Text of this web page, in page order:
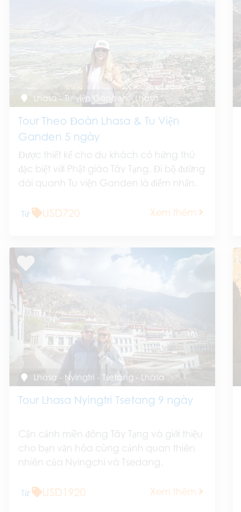
Lhasa - Tu viện Ganden - Lhasa
Tour Theo Đoàn Lhasa & Tu Viện
Ganden 5 ngày
Được thiết kế cho du khách có hứng thú
đặc biệt với Phật giáo Tây Tạng. Đi bộ đường
dài quanh Tu viện Ganden là điểm nhấn.
Từ USD720 Xem thêm
Lhasa - Nyingtri - Tsetang - Lhasa
Tour Lhasa Nyingtri Tsetang 9 ngày
Cận cảnh miền đông Tây Tạng và giới thiệu
cho bạn văn hóa cùng cảnh quan thiên
nhiên của Nyingchi và Tsedang.
Từ USD1920 Xem thêm